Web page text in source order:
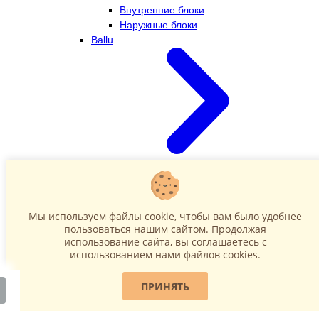
Внутренние блоки
Наружные блоки
Ballu
Наружные блоки
Мы используем файлы cookie, чтобы вам было удобнее
пользоваться нашим сайтом. Продолжая
использование сайта, вы соглашаетесь c
использованием нами файлов cookies.
ПРИНЯТЬ